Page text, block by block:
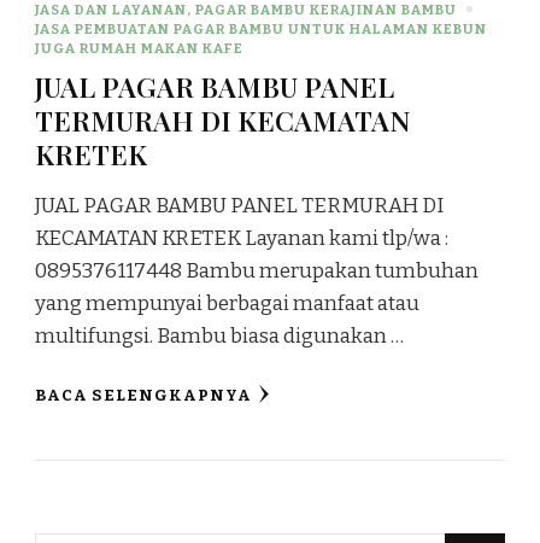
JASA DAN LAYANAN, PAGAR BAMBU KERAJINAN BAMBU
JASA PEMBUATAN PAGAR BAMBU UNTUK HALAMAN KEBUN
JUGA RUMAH MAKAN KAFE
JUAL PAGAR BAMBU PANEL
TERMURAH DI KECAMATAN
KRETEK
JUAL PAGAR BAMBU PANEL TERMURAH DI
KECAMATAN KRETEK Layanan kami tlp/wa :
0895376117448 Bambu merupakan tumbuhan
yang mempunyai berbagai manfaat atau
multifungsi. Bambu biasa digunakan …
BACA SELENGKAPNYA